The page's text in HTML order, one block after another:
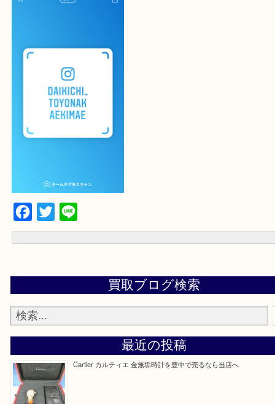
よかったらご登録お願いします！！
設定の中にあるネームタグからネームタグをスキャンを押していた
当店の下記画面をスキャンしてください！
Facebook
Twitter